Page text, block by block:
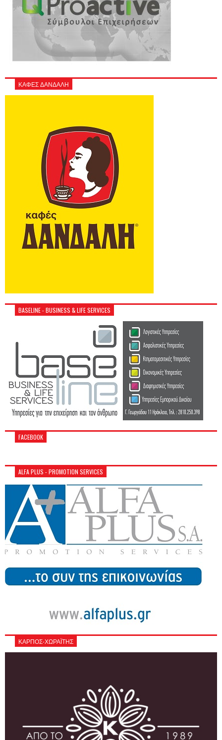
ΚΑΦΕΣ ΔΑΝΔΑΛΗ
BASELINE - BUSINESS & LIFE SERVICES
FACEBOOK
ALFA PLUS - PROMOTION SERVICES
ΚΑΡΠΟΣ-ΧΩΡΑΪΤΗΣ